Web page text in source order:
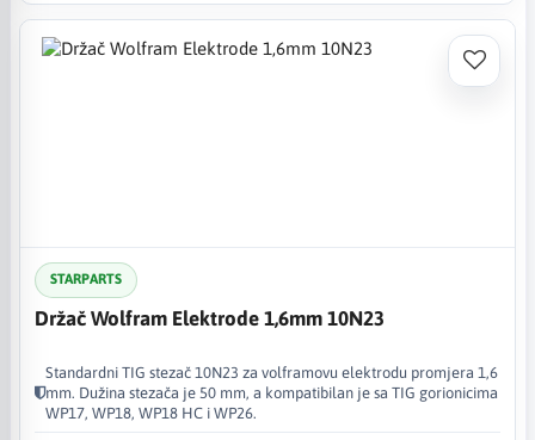
STARPARTS
Držač Wolfram Elektrode 1,6mm 10N23
Standardni TIG stezač 10N23 za volframovu elektrodu promjera 1,6
mm. Dužina stezača je 50 mm, a kompatibilan je sa TIG gorionicima
WP17, WP18, WP18 HC i WP26.